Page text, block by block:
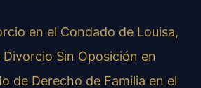
en el Condado de Louisa,
Sin Oposición en
de Derecho de Familia en el